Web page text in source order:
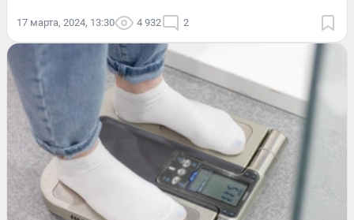
17 марта, 2024, 13:30 4 932 2